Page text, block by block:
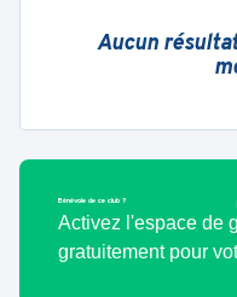
Aucun
Bénévole de ce club ?
Activez l'espace de
gratuitement pour